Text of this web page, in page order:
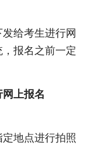
给考生进行网
，报名之前一定
上报名
地点进行拍照